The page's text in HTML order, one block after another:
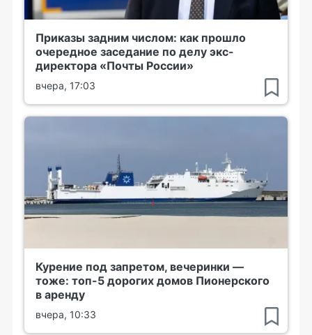
Приказы задним числом: как прошло
очередное заседание по делу экс-
директора «Почты России»
вчера, 17:03
Курение под запретом, вечеринки —
тоже: топ-5 дорогих домов Пионерского
в аренду
вчера, 10:33